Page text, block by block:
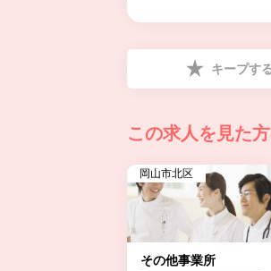
キープす
この求人を見た
岡山市北区
その他事業所